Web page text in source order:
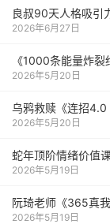
良叔90天人格吸引
2026年6月27日
2026年5月20日
乌鸦救赎《连招4.0
2026年5月20日
蛇年顶阶情绪价值
2026年5月19日
阮琦老师《365真我
2026年5月19日